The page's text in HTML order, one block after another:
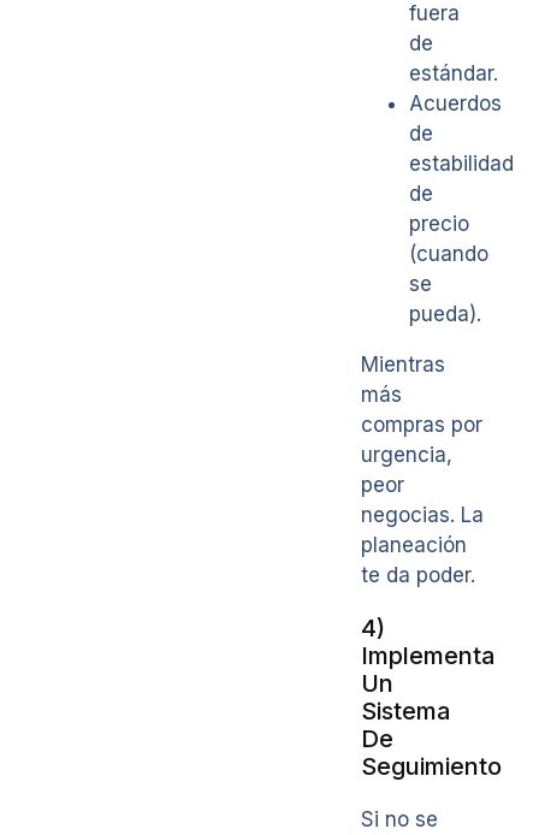
fuera
de
estándar.
Acuerdos
de
estabilidad
de
precio
(cuando
se
pueda).
Mientras
más
compras por
urgencia,
peor
negocias. La
planeación
te da poder.
4)
Implementa
Un
Sistema
De
Seguimiento
Si no se